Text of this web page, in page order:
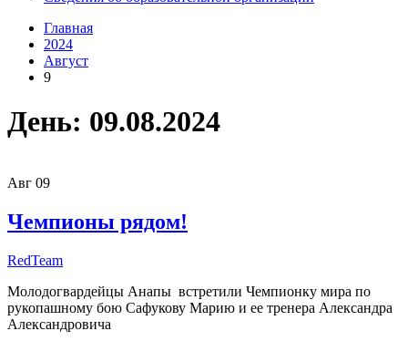
Главная
2024
Август
9
День: 09.08.2024
Авг 09
Чемпионы рядом!
RedTeam
Молодогвардейцы Анапы встретили Чемпионку мира по
рукопашному бою Сафукову Марию и ее тренера Александра
Александровича